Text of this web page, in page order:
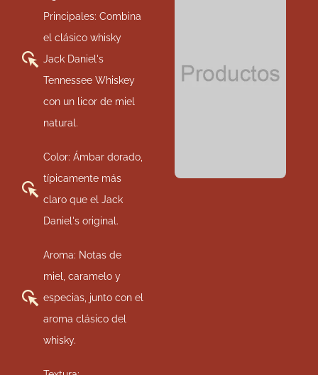
Principales: Combina
el clásico whisky
Jack Daniel's
Tennessee Whiskey
con un licor de miel
natural.
Color: Ámbar dorado,
típicamente más
claro que el Jack
Daniel's original.
Aroma: Notas de
miel, caramelo y
especias, junto con el
aroma clásico del
whisky.